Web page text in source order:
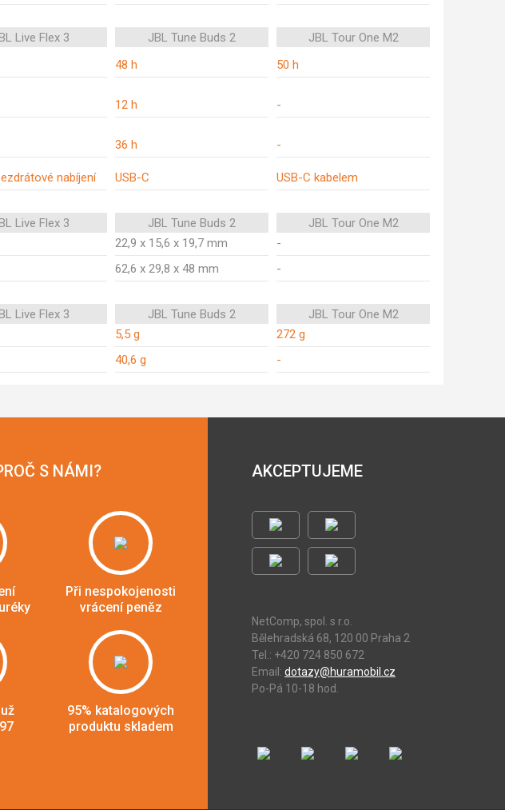
Live Flex 3 JBL Tune Buds 2
JBL Tour One M2
48 h 50 h
12 h -
36 h -
nabíjení USB-C USB-C kabelem
Live Flex 3 JBL Tune Buds 2
JBL Tour One M2
22,9 x 15,6 x 19,7 mm
-
62,6 x 29,8 x 48 mm -
Live Flex 3 JBL Tune Buds 2
JBL Tour One M2
5,5 g
272 g
40,6 g -
S NÁMI?
Při nespokojenosti
vrácení peněz
95% katalogových
produktu skladem
AKCEPTUJEME
NetComp, spol. s r.o.
Bělehradská 68, 120 00 Praha 2
Tel.: +420 724 850 672
Email: dotazy@huramobil.cz
Po-Pá 10-18 hod.